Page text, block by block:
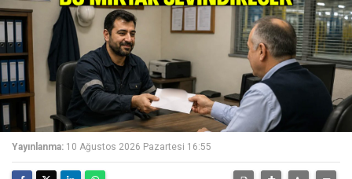
Yayınlanma: 10 Ağustos 2026 Pazartesi 16:55